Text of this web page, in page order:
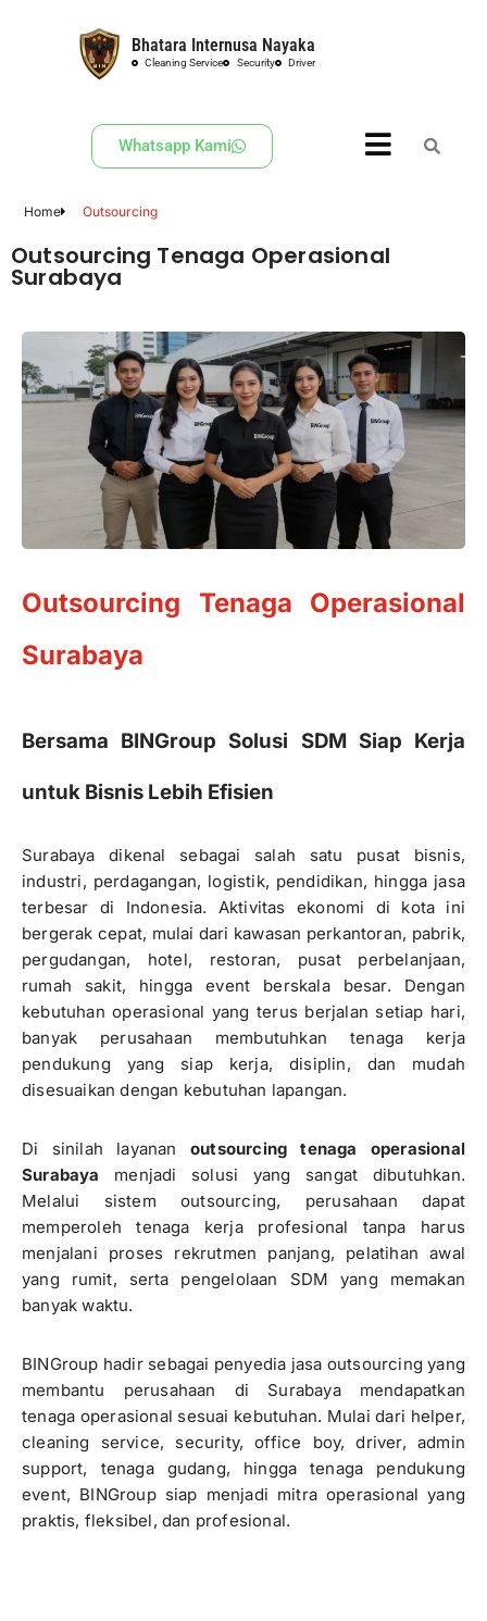
Bhatara Internusa Nayaka
Cleaning Service Security Driver
Whatsapp Kami
Home Outsourcing
Outsourcing Tenaga Operasional
Surabaya
Outsourcing Tenaga Operasional
Surabaya
Bersama BINGroup Solusi SDM Siap Kerja
untuk Bisnis Lebih Efisien
Surabaya dikenal sebagai salah satu pusat bisnis,
industri, perdagangan, logistik, pendidikan, hingga jasa
terbesar di Indonesia. Aktivitas ekonomi di kota ini
bergerak cepat, mulai dari kawasan perkantoran, pabrik,
pergudangan, hotel, restoran, pusat perbelanjaan,
rumah sakit, hingga event berskala besar. Dengan
kebutuhan operasional yang terus berjalan setiap hari,
banyak perusahaan membutuhkan tenaga kerja
pendukung yang siap kerja, disiplin, dan mudah
disesuaikan dengan kebutuhan lapangan.
Di sinilah layanan outsourcing tenaga operasional
Surabaya menjadi solusi yang sangat dibutuhkan.
Melalui sistem outsourcing, perusahaan dapat
memperoleh tenaga kerja profesional tanpa harus
menjalani proses rekrutmen panjang, pelatihan awal
yang rumit, serta pengelolaan SDM yang memakan
banyak waktu.
BINGroup hadir sebagai penyedia jasa outsourcing yang
membantu perusahaan di Surabaya mendapatkan
tenaga operasional sesuai kebutuhan. Mulai dari helper,
cleaning service, security, office boy, driver, admin
support, tenaga gudang, hingga tenaga pendukung
event, BINGroup siap menjadi mitra operasional yang
praktis, fleksibel, dan profesional.